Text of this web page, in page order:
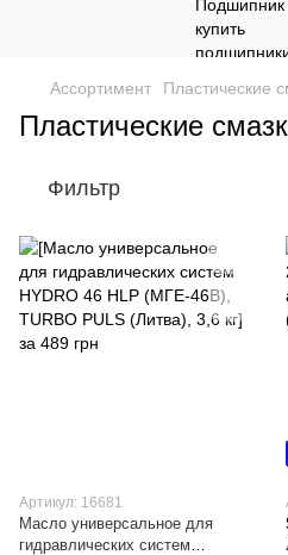
Ассортимент Пластические
Пластические
Фильтр
Артикул: 16681
Масло универсальное для
гидравлических систем